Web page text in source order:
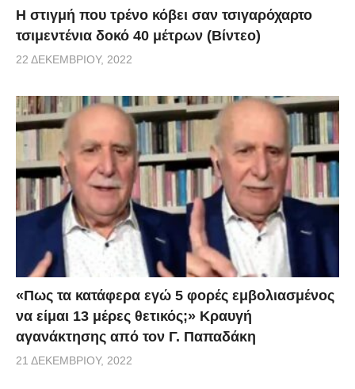
H στιγμή που τρένο κόβει σαν τσιγαρόχαρτο
τσιμεντένια δοκό 40 μέτρων (Βίντεο)
22 ΔΕΚΕΜΒΡΊΟΥ, 2022
«Πως τα κατάφερα εγώ 5 φορές εμβoλιασμένος
να είμαι 13 μέρες θετικός;» Κραυγή
αγανάκτησης από τον Γ. Παπαδάκη
21 ΔΕΚΕΜΒΡΊΟΥ, 2022